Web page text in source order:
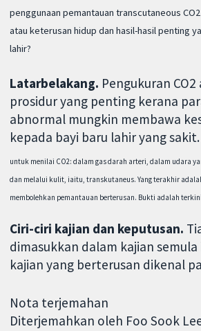
penggunaan pemantauan transcutaneous
atau keterusan hidup dan hasil-hasil penting
lahir?
Latarbelakang. Pengukuran
prosidur yang penting kerana
abnormal mungkin membawa
kepada bayi baru lahir yang sakit.
untuk menilai CO2: dalam gas darah arteri, dalam udara
dan melalui kulit, iaitu, transkutaneus.Yang terakhir
membolehkan pemantauan berterusan. Bukti adalah terkini
Ciri-ciri kajian dan keputusan.
dimasukkan dalam kajian
kajian yang berterusan dikenal
Nota terjemahan
Diterjemahkan oleh Foo Sook